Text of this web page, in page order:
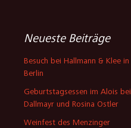
Neueste Beiträge
Besuch bei Hallmann & Klee in
Berlin
Geburtstagsessen im Alois bei
Dallmayr und Rosina Ostler
Weinfest des Menzinger